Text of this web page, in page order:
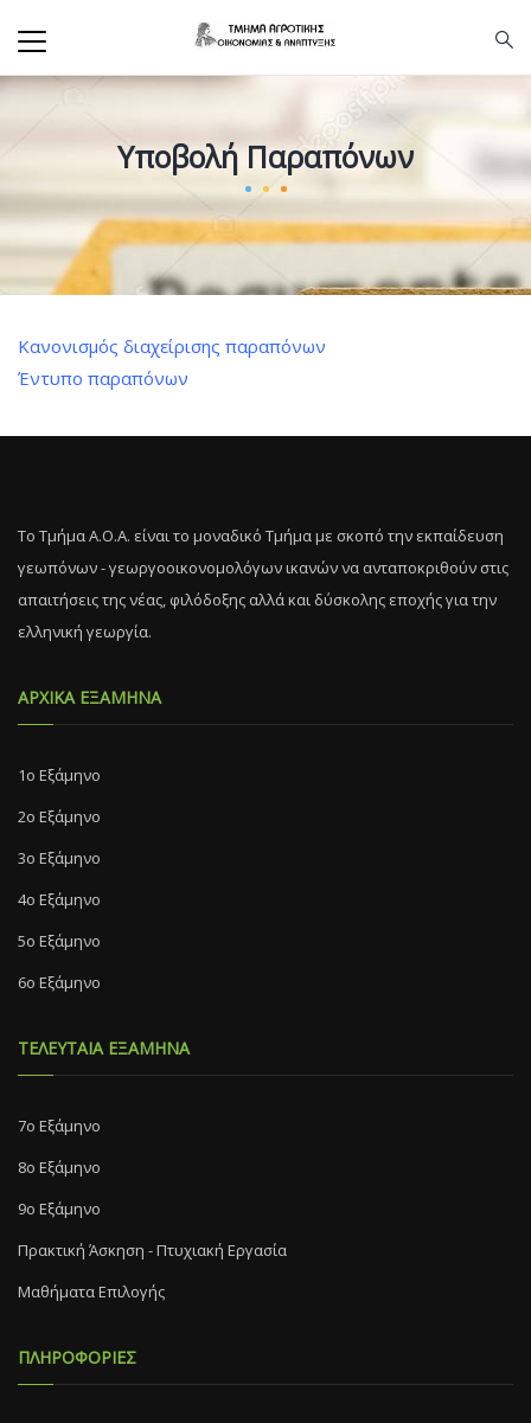
Υποβολή Παραπόνων
Κανονισμός διαχείρισης παραπόνων
Έντυπο παραπόνων
Το Τμήμα Α.Ο.Α. είναι το μοναδικό Τμήμα με σκοπό την εκπαίδευση
γεωπόνων - γεωργοοικονομολόγων ικανών να ανταποκριθούν στις
απαιτήσεις της νέας, φιλόδοξης αλλά και δύσκολης εποχής για την
ελληνική γεωργία.
ΑΡΧΙΚΑ ΕΞΑΜΗΝΑ
1ο Εξάμηνο
2ο Εξάμηνο
3ο Εξάμηνο
4ο Εξάμηνο
5ο Εξάμηνο
6ο Εξάμηνο
ΤΕΛΕΥΤΑΙΑ ΕΞΑΜΗΝΑ
7o Eξάμηνο
8o Eξάμηνο
9ο Εξάμηνο
Πρακτική Άσκηση - Πτυχιακή Εργασία
Μαθήματα Επιλογής
ΠΛΗΡΟΦΟΡΙΕΣ